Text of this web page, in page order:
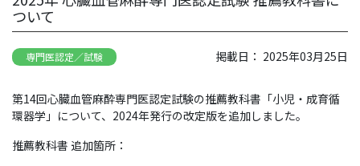
ついて
専門医認定／試験 掲載日： 2025年03月25日
第14回心臓血管麻酔専門医認定試験の推薦教科書「小児・成育循
環器学」について、2024年発行の改定版を追加しました。
推薦教科書 追加箇所：